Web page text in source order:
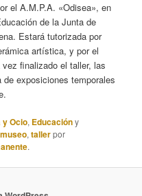
el A.M.P.A. «Odisea», en
de la Junta de
Estará tutorizada por
artística, y por el
finalizado el taller, las
exposiciones temporales
y Ocio, Educacióny
museo,tallerpor
.